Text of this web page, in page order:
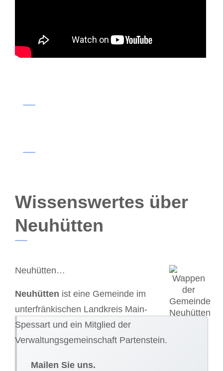
Wissenswertes über
Neuhütten
Neuhütten…
Neuhütten ist eine Gemeinde im
unterfränkischen Landkreis Main-
Spessart und ein Mitglied der
Verwaltungsgemeinschaft Partenstein.
Mailen Sie uns.